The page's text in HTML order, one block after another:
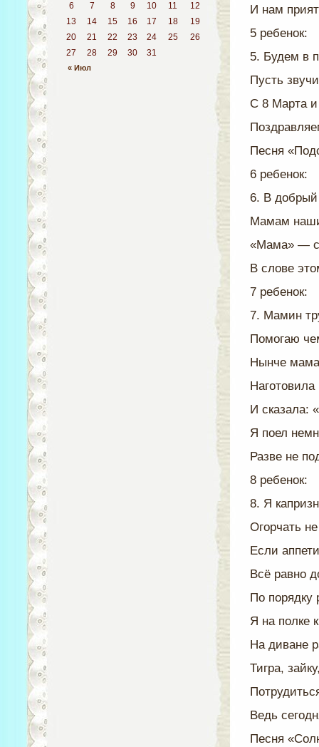
« Июл
6
7 8 9 10 11
12
13
14 15 16 17 18
19
20
21 22 23 24 25
26
27
28 29 30 31
И нам
5 ребенок:
5. Будем в
Пусть
С 8 Марта
Песня
6 ребенок:
6. В
Мамам
«Мама» —
В слове
7 ребенок:
7. Мамин
Помогаю
Нынче
Наготовила
И сказала:
Я поел
Разве не
8 ребенок:
8. Я
Огорчать
Если
Всё равно
По порядку
Я на полке
На диване
Тигра,
Ведь
Песня